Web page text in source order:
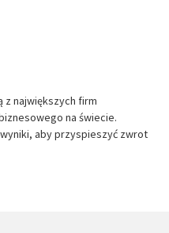
z największych firm
na świecie.
aby przyspieszyć zwrot